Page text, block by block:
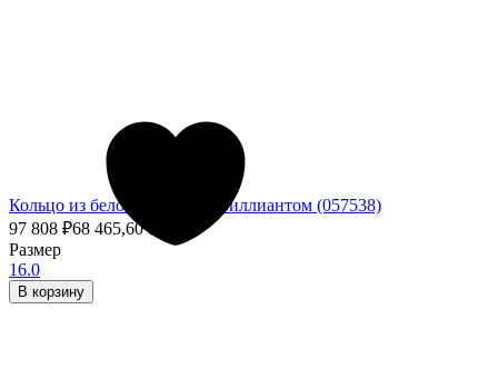
Кольцо из белого золота с бриллиантом (057538)
97 808 ₽68 465,60₽
Размер
16.0
В корзину